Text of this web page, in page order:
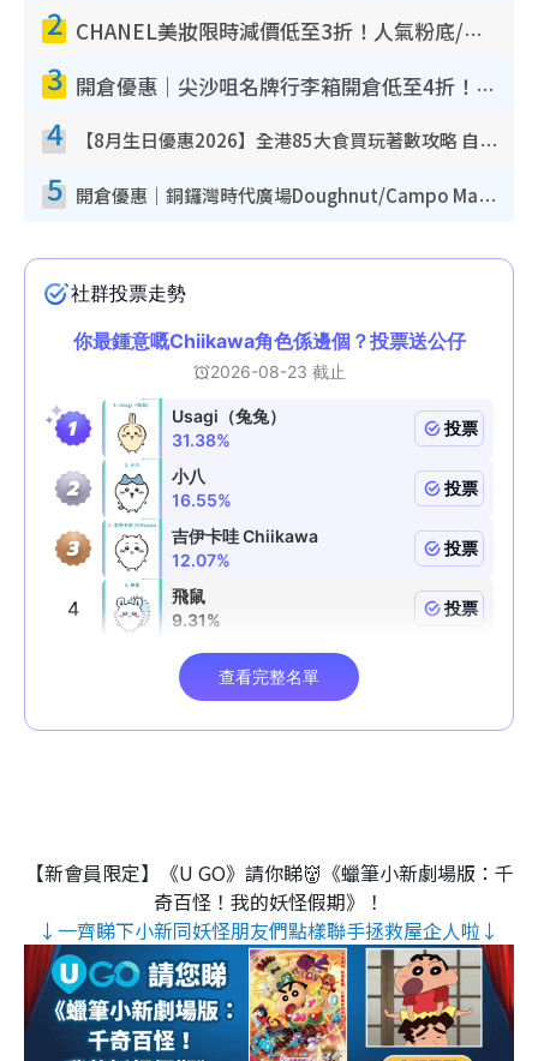
2 CHANEL美妝限時減價低至3折！人氣粉底/唇膏/精華液低至$275！COCO香水都有平
3 開倉優惠｜尖沙咀名牌行李箱開倉低至4折！一連5日 American Tourister/ace./Hallmark $200起！
4 【8月生日優惠2026】全港85大食買玩著數攻略 自助餐/火鍋放題同行免費＋誠品/DONKI送現金券
5 開倉優惠｜銅鑼灣時代廣場Doughnut/Campo Marzio開倉低至1折！背囊、書包、手袋劈價$200起
【新會員限定】《U GO》請你睇👹《蠟筆小新劇場版：千
奇百怪！我的妖怪假期》！
↓一齊睇下小新同妖怪朋友們點樣聯手拯救屋企人啦↓